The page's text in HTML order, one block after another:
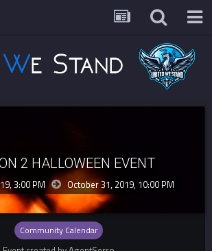
2 HALLOWEEN EVENT
3:00 PM October 31, 2019, 10:00 PM
Community Calendar